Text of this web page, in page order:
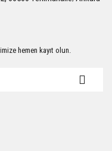
hemen kayıt olun.